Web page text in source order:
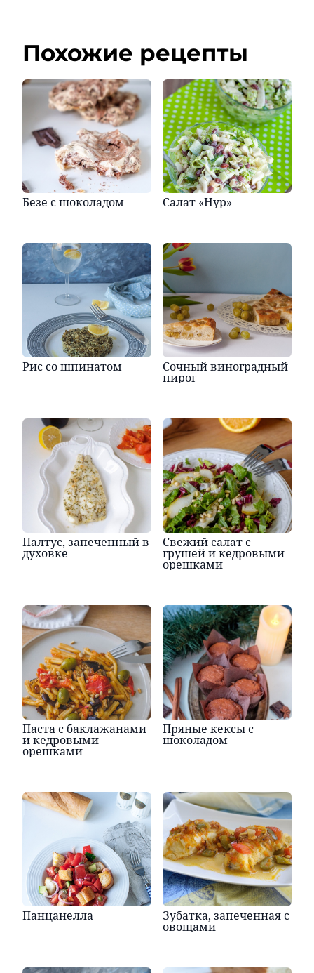
Похожие рецепты
Безе с шоколадом Салат «Нур»
Рис со шпинатом Сочный виноградный
пирог
Палтус, запеченный в
духовке
Свежий салат с
грушей и кедровыми
орешками
Паста с баклажанами
и кедровыми
орешками
Пряные кексы с
шоколадом
Панцанелла Зубатка, запеченная с
овощами